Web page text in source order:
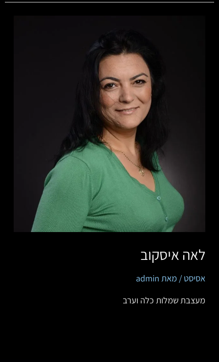
לאה איסקוב
אסיסט / מאת admin
‏מעצבת שמלות כלה וערב